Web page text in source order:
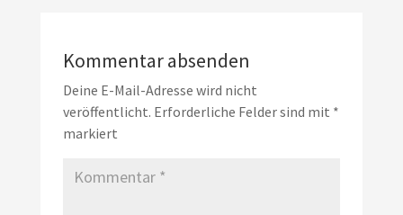
Kommentar absenden
Deine E-Mail-Adresse wird nicht
veröffentlicht. Erforderliche Felder sind mit *
markiert